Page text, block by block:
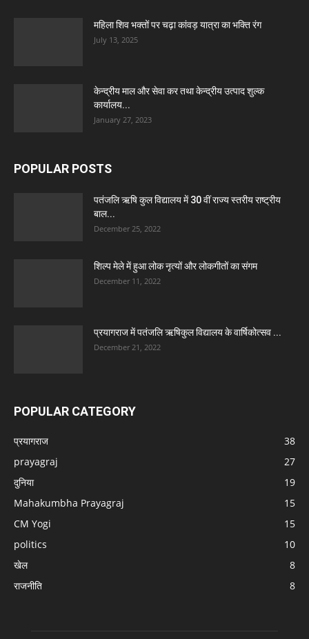
महिला शिव भक्तों पर चढ़ा कांवड़ यात्रा का भक्ति रंग
July 13, 2025
केन्द्रीय माल और सेवा कर तथा केन्द्रीय उत्पाद शुल्क
कार्यालय...
January 27, 2023
POPULAR POSTS
पतंजलि ऋषि कुल विद्यालय में 30 वीं राज्य स्तरीय राष्ट्रीय
बाल...
December 25, 2022
शिल्प मेले में हुआ लोक नृत्यों और लोकगीतों का संगम
December 11, 2022
प्रयागराज में पतंजलि ऋषिकुल विद्यालय के वार्षिकोत्सव ...
December 21, 2022
POPULAR CATEGORY
प्रयागराज
38
prayagraj
27
दुनिया
19
Mahakumbha Prayagraj
15
CM Yogi
15
politics
10
खेल
8
राजनीति
8